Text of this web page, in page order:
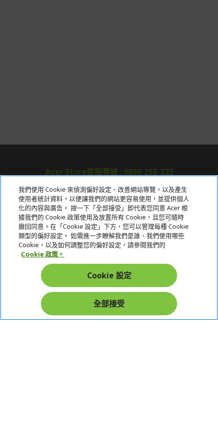
Acer Store客服專線 : 0800-258-222
關於宏碁
服務
宏碁網路商城
在社群上追蹤 Acer
我們使用 Cookie 來偵測偏好設定、改善網站導覽，以及產生
使用者統計資料，以便讓我們的網站更容易使用，並提供個人
化的內容與廣告。 按一下「全部接受」即代表您同意 Acer 根
據我們的 Cookie 政策使用及放置所有 Cookie，且您可隨時
撤回同意。在「Cookie 設定」下方，您可以管理每種 Cookie
類型的偏好設定。 如需進一步瞭解我們是誰、我們使用哪些
Cookie，以及如何調整您的偏好設定，請參閱我們的
Cookie 政策。
Cookie 設定
全部接受